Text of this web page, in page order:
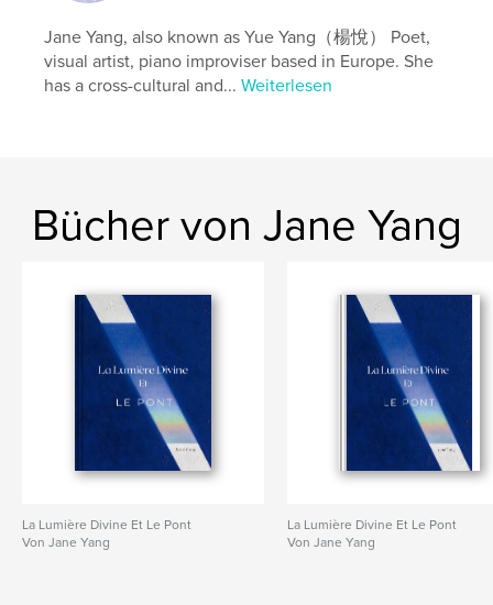
SpracheEnglish
Schlüsselwörter
Jane Yang, also known as Yue Yang（楊悅） Poet,
visual artist, piano improviser based in Europe. She
has a cross-cultural and...Weiterlesen
Bücher von Jane Yang
La Lumière Divine Et Le Pont
Von Jane Yang
La Lumière Divine Et Le Pont
Von Jane Yang